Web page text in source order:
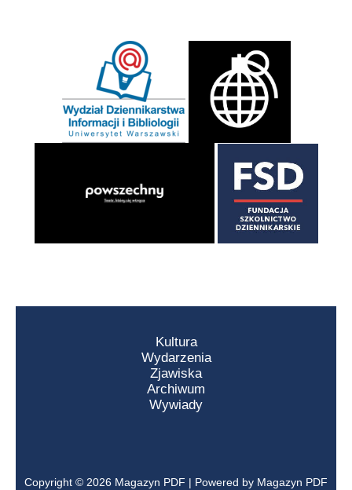
Kultura
Wydarzenia
Zjawiska
Archiwum
Wywiady
Copyright © 2026 Magazyn PDF | Powered by Magazyn PDF